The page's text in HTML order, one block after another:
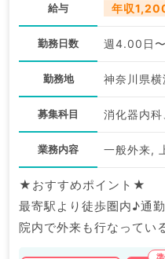
給与 年収
勤務日数 週4.00日
勤務地 神奈川県
募集科目 消化器内
業務内容
★おすすめポイント★
最寄駅より徒歩圏内♪通勤
院内で外来も行なってい